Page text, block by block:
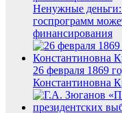
Ненужные деньги:
госпрограмм
финансирования
26 февраля 1869
Константиновна